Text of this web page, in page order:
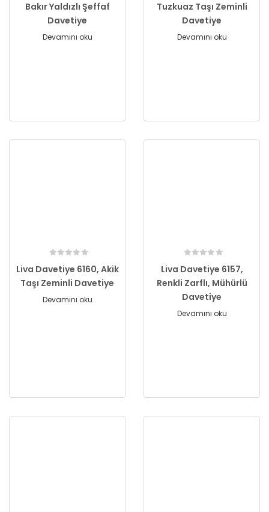
Bakır Yaldızlı Şeffaf
Davetiye
Devamını oku
Tuzkuaz Taşı Zeminli
Davetiye
Devamını oku
Liva Davetiye 6160, Akik
Taşı Zeminli Davetiye
Devamını oku
Liva Davetiye 6157,
Renkli Zarflı, Mühürlü
Davetiye
Devamını oku